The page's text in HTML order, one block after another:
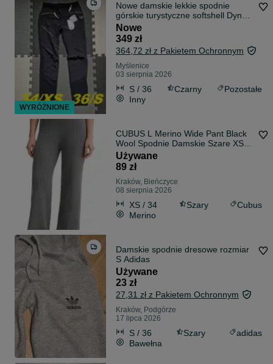
Nowe damskie lekkie spodnie
górskie turystyczne softshell Dynafit
XS S
Nowe
349 zł
364,72 zł z Pakietem Ochronnym
Myślenice
03 sierpnia 2026
S / 36 Czarny
Pozostałe
Inny
CUBUS L Merino Wide Pant Black
Wool Spodnie Damskie Szare XS
34
Używane
89 zł
Kraków, Bieńczyce
08 sierpnia 2026
XS / 34 Szary
Cubus
Merino
Damskie spodnie dresowe rozmiar
S Adidas
Używane
23 zł
27,31 zł z Pakietem Ochronnym
Kraków, Podgórze
17 lipca 2026
S / 36 Szary
adidas
Bawełna
WYRÓŻNIONE